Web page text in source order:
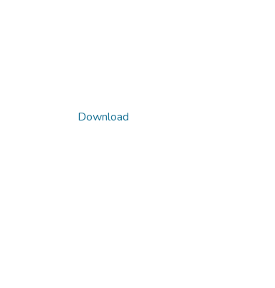
Download